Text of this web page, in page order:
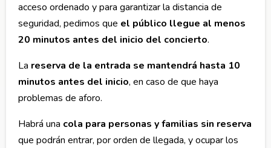
acceso ordenado y para garantizar la distancia de
seguridad, pedimos que el público llegue al menos
20 minutos antes del inicio del concierto.
La reserva de la entrada se mantendrá hasta 10
minutos antes del inicio, en caso de que haya
problemas de aforo.
Habrá una cola para personas y familias sin reserva
que podrán entrar, por orden de llegada, y ocupar los